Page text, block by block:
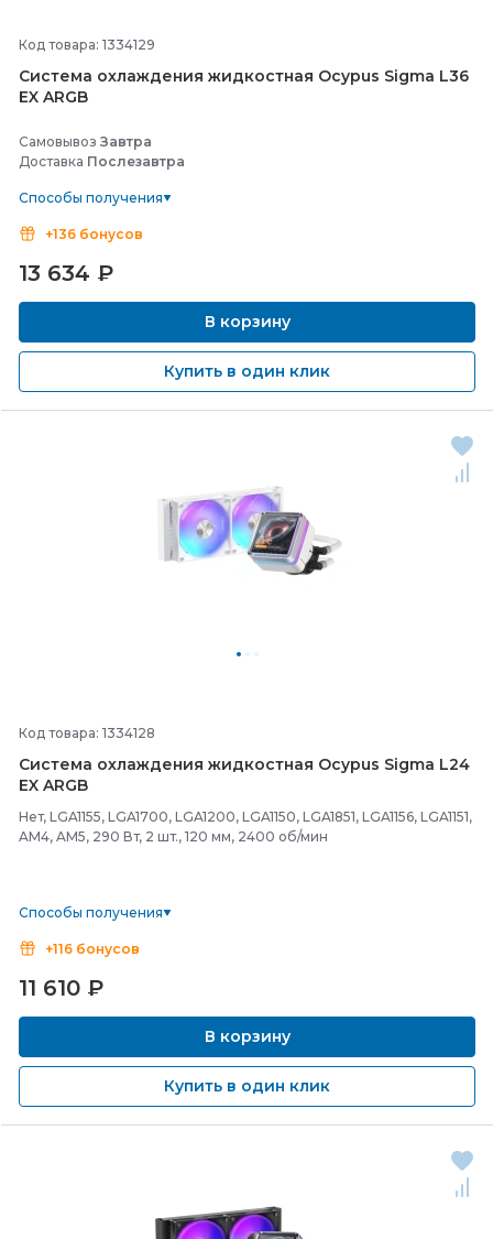
Код товара: 1334129
Система охлаждения жидкостная Ocypus Sigma L36
EX ARGB
Самовывоз Завтра
Доставка Послезавтра
Способы получения
+136 бонусов
13 634 ₽
В корзину
Купить в один клик
Код товара: 1334128
Система охлаждения жидкостная Ocypus Sigma L24
EX ARGB
Нет, LGA1155, LGA1700, LGA1200, LGA1150, LGA1851, LGA1156, LGA1151,
AM4, AM5, 290 Вт, 2 шт., 120 мм, 2400 об/мин
Способы получения
+116 бонусов
11 610 ₽
В корзину
Купить в один клик